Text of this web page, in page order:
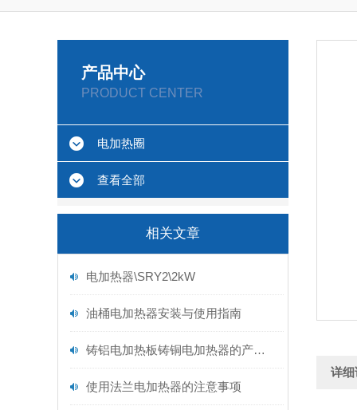
产品中心
PRODUCT CENTER
电加热圈
查看全部
相关文章
电加热器\SRY2\2kW
油桶电加热器安装与使用指南
铸铝电加热板铸铜电加热器的产品功能及产品用途
使用法兰电加热器的注意事项
详